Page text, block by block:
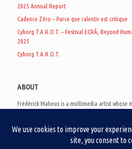
2025 Annual Report
Cadence Zéro – Parce que ralentir est critique
Cyborg T.A.R.O.T. – Festival ECRÃ, Beyond
2025
Cyborg T.A.R.O.T.
ABOUT
Frédérick Maheux is a multimedia artist whose
creates noisy video games, produces industrial
and practices the art of analogic collages. He